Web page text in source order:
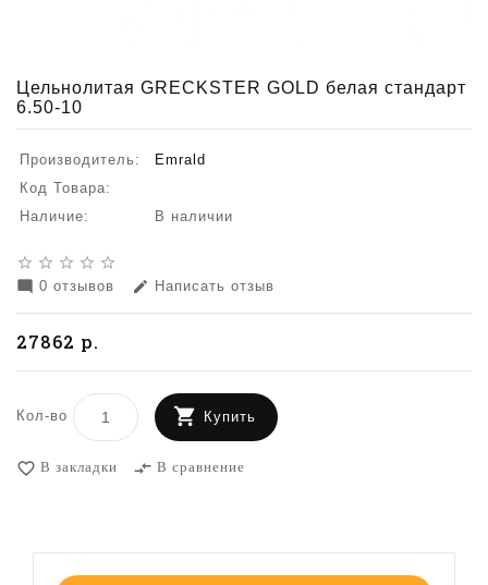
Цельнолитая GRECKSTER GOLD белая стандарт
6.50-10
Производитель:
Emrald
Код Товара:
Наличие:
В наличии
star_border star_border star_border star_border star_border
mode_comment 0 отзывов edit Написать отзыв
27862 р.
Кол-во Купить
favorite_border В закладки compare_arrows В сравнение